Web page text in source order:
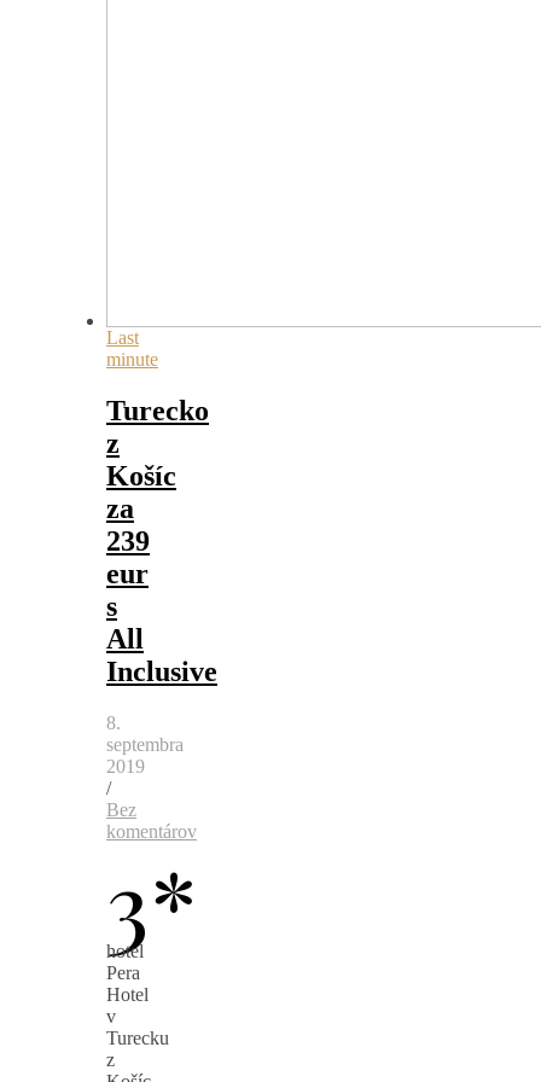
Last
minute
Turecko
z
Košíc
za
239
eur
s
All
Inclusive
8.
septembra
2019
/
Bez
komentárov
3*
hotel
Pera
Hotel
v
Turecku
z